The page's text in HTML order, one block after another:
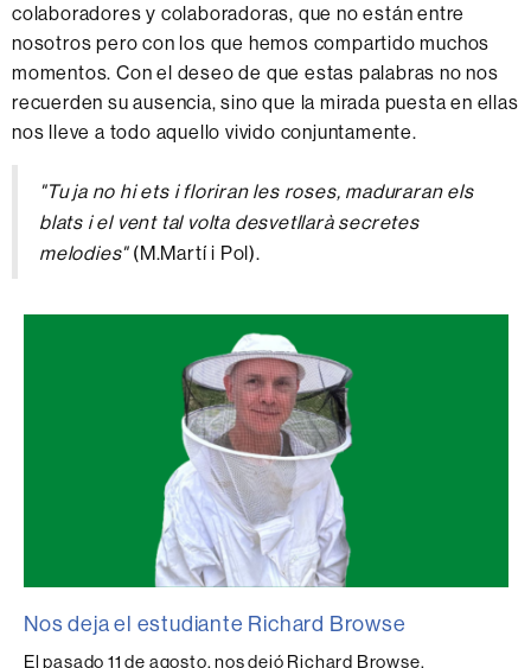
colaboradores y colaboradoras, que no están entre
nosotros pero con los que hemos compartido muchos
momentos. Con el deseo de que estas palabras no nos
recuerden su ausencia, sino que la mirada puesta en ellas
nos lleve a todo aquello vivido conjuntamente.
"Tu ja no hi ets i floriran les roses, maduraran els
blats i el vent tal volta desvetllarà secretes
melodies" (M.Martí i Pol).
Nos deja el estudiante Richard Browse
El pasado 11 de agosto, nos dejó Richard Browse,